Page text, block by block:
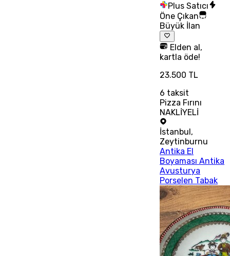
Plus Satıcı
Öne Çıkan
Büyük İlan
Elden al,
kartla öde!
23.500 TL
6 taksit
Pizza Fırını
NAKLİYELİ
İstanbul ,
Zeytinburnu
Antika El
Boyaması Antika
Avusturya
Porselen Tabak